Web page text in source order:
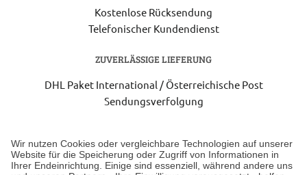
Wir nutzen Cookies oder vergleichbare Technologien auf unserer
Website für die Speicherung oder Zugriff von Informationen in
Ihrer Endeinrichtung. Einige sind essenziell, während andere uns
Kostenlose Rücksendung
Telefonischer Kundendienst
ZUVERLÄSSIGE LIEFERUNG
DHL Paket International / Österreichische Post
Sendungsverfolgung